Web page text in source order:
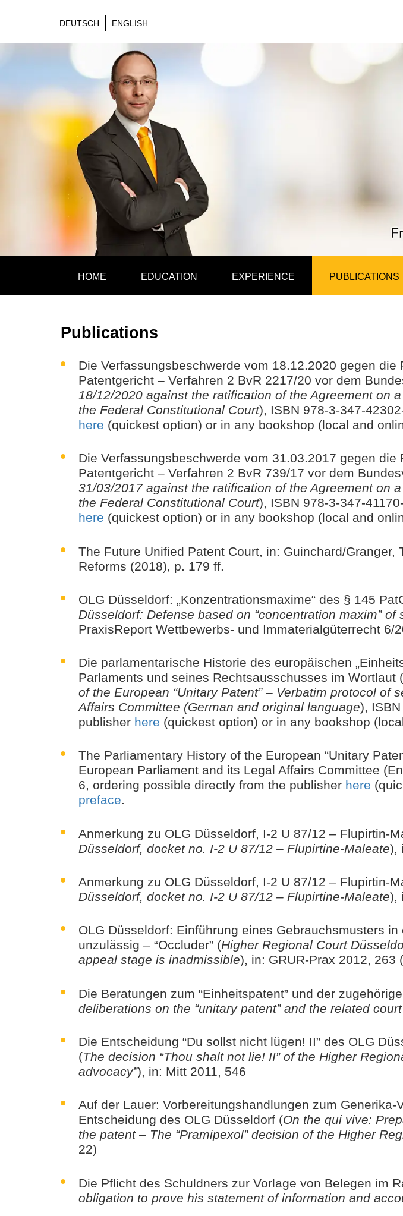
DEUTSCH ENGLISH
HOME EDUCATION EXPERIENCE PUBLICATIONS
Publications
Die Verfassungsbeschwerde vom 18.12.2020 gegen
Patentgericht – Verfahren 2 BvR 2217/20 vor dem
18/12/2020 against the ratification of the Agreement on
the Federal Constitutional Court), ISBN 978-3-347-
here (quickest option) or in any bookshop (local and
Die Verfassungsbeschwerde vom 31.03.2017 gegen
Patentgericht – Verfahren 2 BvR 739/17 vor dem
31/03/2017 against the ratification of the Agreement on
the Federal Constitutional Court), ISBN 978-3-347-
here (quickest option) or in any bookshop (local and
The Future Unified Patent Court, in: Guinchard/
Reforms (2018), p. 179 ff.
OLG Düsseldorf: „Konzentrationsmaxime“ des § 145
Düsseldorf: Defense based on “concentration maxim”
PraxisReport Wettbewerbs- und Immaterialgüterrecht 6/
Die parlamentarische Historie des europäischen
Parlaments und seines Rechtsausschusses im Wortlaut
of the European “Unitary Patent” – Verbatim protocol
Affairs Committee (German and original language),
publisher here (quickest option) or in any bookshop
The Parliamentary History of the European “Unitary
European Parliament and its Legal Affairs Committee
6, ordering possible directly from the publisher here
preface.
Anmerkung zu OLG Düsseldorf, I-2 U 87/12 – Flupirtin-
Düsseldorf, docket no. I-2 U 87/12 – Flupirtine-Maleate),
Anmerkung zu OLG Düsseldorf, I-2 U 87/12 – Flupirtin-
Düsseldorf, docket no. I-2 U 87/12 – Flupirtine-Maleate),
OLG Düsseldorf: Einführung eines Gebrauchsmusters
unzulässig – “Occluder” (Higher Regional Court
appeal stage is inadmissible), in: GRUR-Prax 2012, 263
Die Beratungen zum “Einheitspatent” und der
deliberations on the “unitary patent” and the related
Die Entscheidung “Du sollst nicht lügen! II” des OLG
(The decision “Thou shalt not lie! II” of the Higher
advocacy”), in: Mitt 2011, 546
Auf der Lauer: Vorbereitungshandlungen zum Generika-
Entscheidung des OLG Düsseldorf (On the qui vive:
the patent – The “Pramipexol” decision of the Higher
22)
Die Pflicht des Schuldners zur Vorlage von Belegen im
obligation to prove his statement of information and